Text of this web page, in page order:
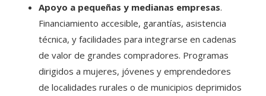
Apoyo a pequeñas y medianas empresas.
Financiamiento accesible, garantías, asistencia
técnica, y facilidades para integrarse en cadenas
de valor de grandes compradores. Programas
dirigidos a mujeres, jóvenes y emprendedores
de localidades rurales o de municipios deprimidos